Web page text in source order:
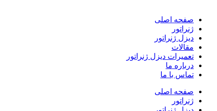
صفحه اصلی
ژنراتور
دیزل ژنراتور
مقالات
تعمیرات دیزل ژنراتور
درباره ما
تماس با ما
صفحه اصلی
ژنراتور